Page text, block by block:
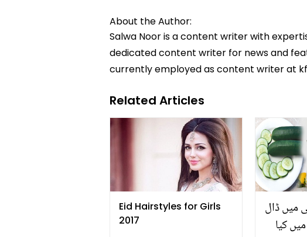
About the Author:
Salwa Noor is a content writer with
dedicated content writer for news and
currently employed as content writer at
Related Articles
Eid Hairstyles for Girls
2017
میں ڈال
کیا